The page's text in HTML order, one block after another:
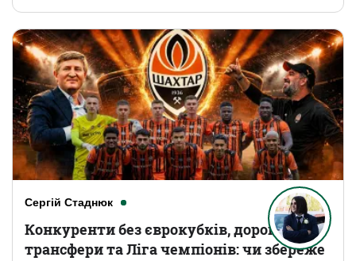
Сергій Стаднюк
Конкуренти без єврокубків, дорогі
трансфери та Ліга чемпіонів: чи збереже